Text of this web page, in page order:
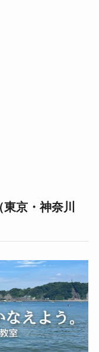
京・神奈川